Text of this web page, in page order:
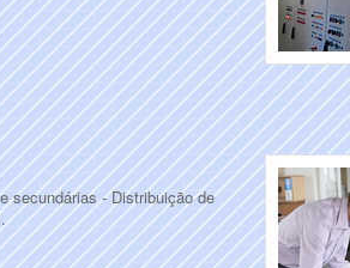
secundárias - Distribuição de